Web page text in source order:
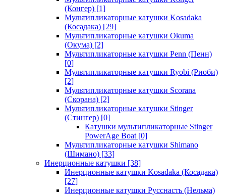
(Конгер) [1]
Мультипликаторные катушки Kosadaka
(Косадака) [29]
Мультипликаторные катушки Okuma
(Окума) [2]
Мультипликаторные катушки Penn (Пенн)
[0]
Мультипликаторные катушки Ryobi (Риоби)
[2]
Мультипликаторные катушки Scorana
(Скорана) [2]
Мультипликаторные катушки Stinger
(Стингер) [0]
Катушки мультипликаторные Stinger
PowerAge Boat [0]
Мультипликаторные катушки Shimano
(Шимано) [33]
Инерционные катушки [38]
Инерционные катушки Kosadaka (Косадака)
[27]
Инерционные катушки Русснасть (Нельма)